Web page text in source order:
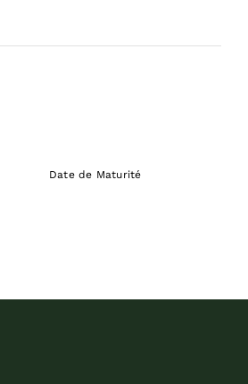
Date de Maturité